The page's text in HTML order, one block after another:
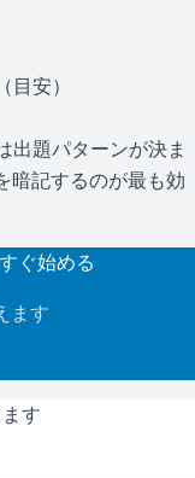
目安）
出題パターンが決ま
暗記するのが最も効
ぐ始める
ます
す